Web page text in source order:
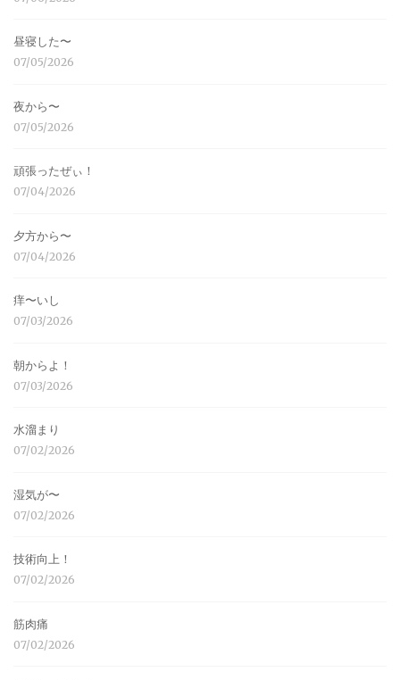
昼寝した〜
07/05/2026
夜から〜
07/05/2026
頑張ったぜぃ！
07/04/2026
夕方から〜
07/04/2026
痒〜いし
07/03/2026
朝からよ！
07/03/2026
水溜まり
07/02/2026
湿気が〜
07/02/2026
技術向上！
07/02/2026
筋肉痛
07/02/2026